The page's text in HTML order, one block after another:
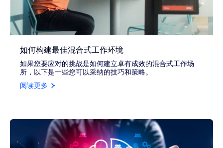
如何构建最佳混合式工作环境
如果您要应对的挑战是如何建立卓有成效的混合式工作场
所，以下是一些您可以采纳的技巧和策略。
阅读更多